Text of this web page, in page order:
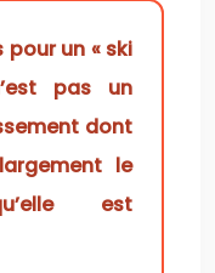
pas un
dont
le
est